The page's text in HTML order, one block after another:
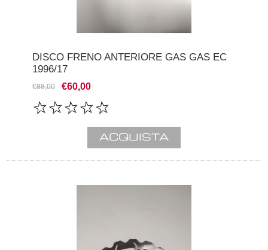
DISCO FRENO ANTERIORE GAS GAS EC
1996/17
€88,00 €60,00